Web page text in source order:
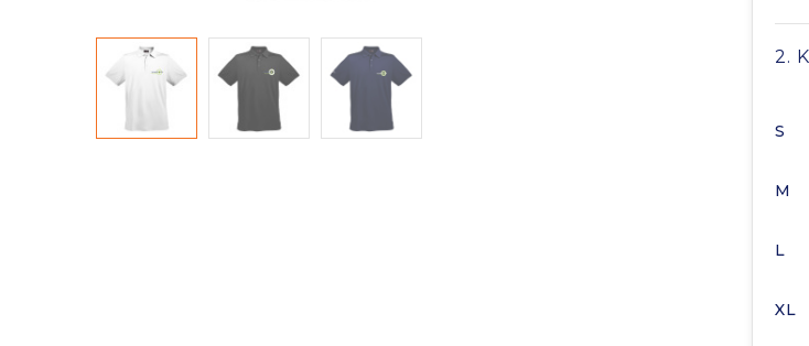
2.
S
M
L
XL